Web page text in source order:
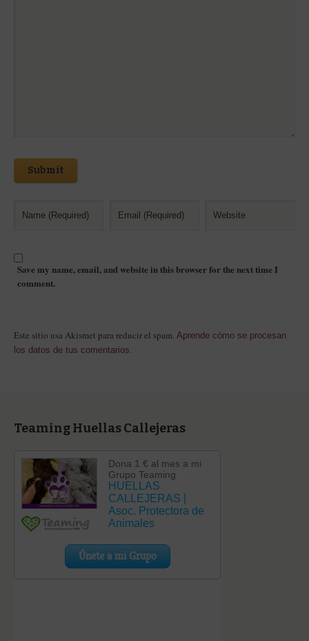
Submit
Save my name, email, and website in this browser for the next time I
comment.
Este sitio usa Akismet para reducir el spam. Aprende cómo se procesan
los datos de tus comentarios.
Teaming Huellas Callejeras